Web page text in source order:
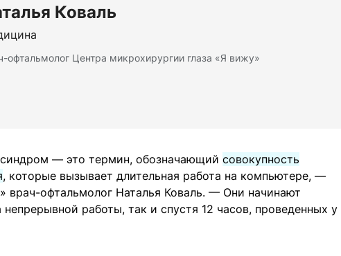
Коваль
офтальмолог Центра микрохирургии глаза «Я вижу»
— это термин, обозначающий совокупность
, которые вызывает длительная работа на компьютере, —
врач-офтальмолог Наталья Коваль. — Они начинают
непрерывной работы, так и спустя 12 часов, проведенных у